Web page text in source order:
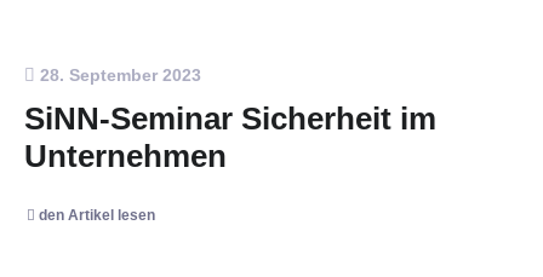
28. September 2023
SiNN-Seminar Sicherheit im
Unternehmen
den Artikel lesen